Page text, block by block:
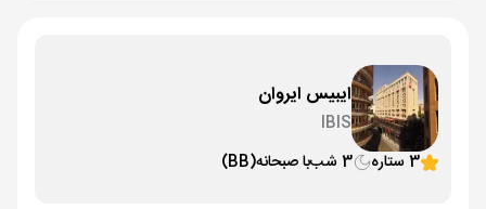
ایبیس ایروان
IBIS
3 ستاره
3 شب با صبحانه(BB)